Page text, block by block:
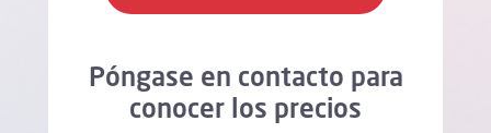
Póngase en contacto para
conocer los precios